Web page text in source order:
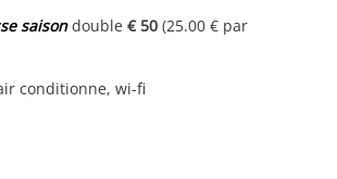
saisondouble€ 50 (25.00 € par
conditionne, wi-fi